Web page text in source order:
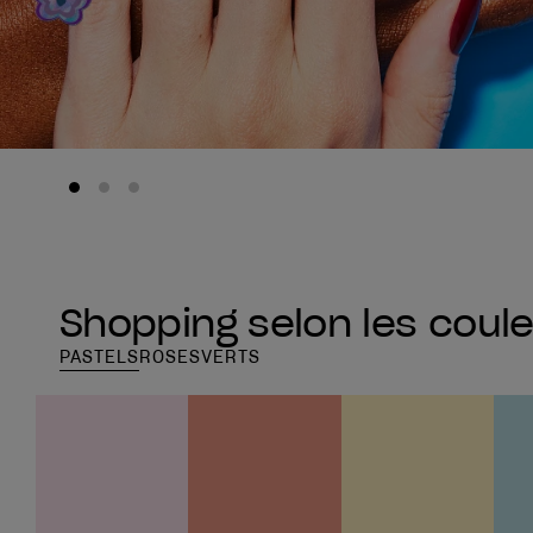
Shopping selon les
PASTELSROSESVERTS